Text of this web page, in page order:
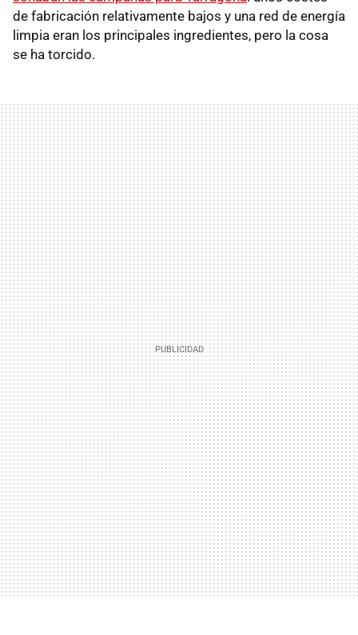
de fabricación relativamente bajos y una red de energía
limpia eran los principales ingredientes, pero la cosa
se ha torcido.